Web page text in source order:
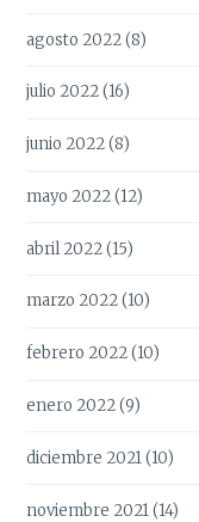
agosto 2022(8)
julio 2022(16)
junio 2022(8)
mayo 2022(12)
abril 2022(15)
marzo 2022(10)
febrero 2022(10)
enero 2022(9)
diciembre 2021(10)
noviembre 2021(14)